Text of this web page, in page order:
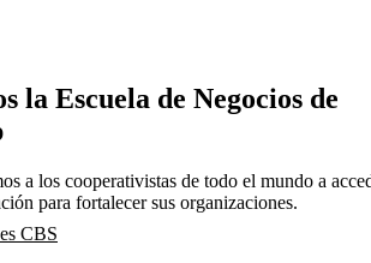
la Escuela de Negocios de
a los cooperativistas de todo el mundo a
para fortalecer sus organizaciones.
CBS